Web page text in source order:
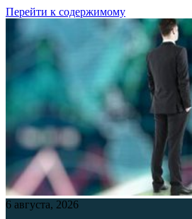
Перейти к содержимому
6 августа, 2026